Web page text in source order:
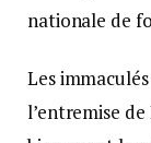
nationale de
Les
l’entremise